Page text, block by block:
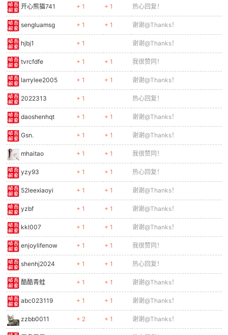
开心熊猫741 + 1 + 1 热心回复！
sengluamsg + 1 + 1 谢谢@Thanks！
hjbj1 + 1 谢谢@Thanks！
tvrcfdfe + 1 + 1 我很赞同！
larrylee2005 + 1 + 1 谢谢@Thanks！
2022313 + 1 热心回复！
daoshenhqt + 1 + 1 谢谢@Thanks！
Gsn. + 1 + 1 谢谢@Thanks！
mhaitao + 1 + 1 我很赞同！
yzy93 + 1 + 1 热心回复！
52leexiaoyi + 1 + 1 谢谢@Thanks！
yzbf + 1 + 1 谢谢@Thanks！
kkl007 + 1 + 1 谢谢@Thanks！
enjoylifenow + 1 + 1 我很赞同！
shenhj2024 + 1 + 1 热心回复！
酷酷青蛙 + 1 + 1 谢谢@Thanks！
abc023119 + 1 + 1 谢谢@Thanks！
zzbb0011 + 2 + 1 谢谢@Thanks！